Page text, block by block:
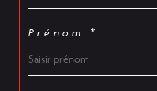
Prénom *